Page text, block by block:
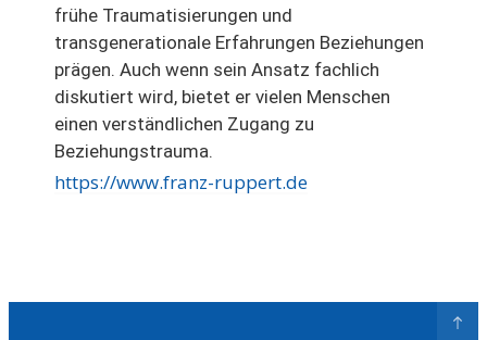
frühe Traumatisierungen und
transgenerationale Erfahrungen Beziehungen
prägen. Auch wenn sein Ansatz fachlich
diskutiert wird, bietet er vielen Menschen
einen verständlichen Zugang zu
Beziehungstrauma.
https://www.franz-ruppert.de